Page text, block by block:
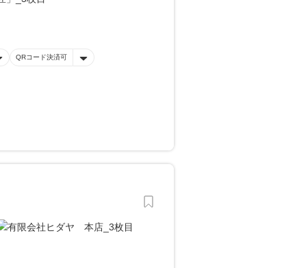
QRコード決済可